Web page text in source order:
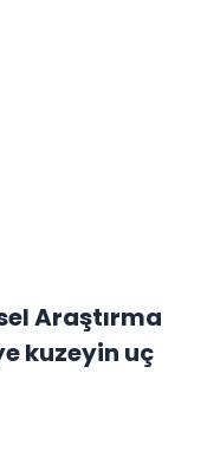
Araştırma
kuzeyin uç